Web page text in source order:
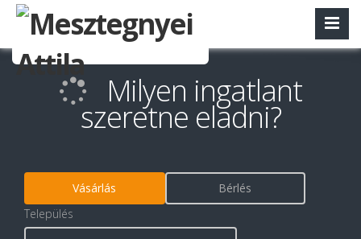
Milyen ingatlant
szeretne eladni?
Vásárlás
Bérlés
Település